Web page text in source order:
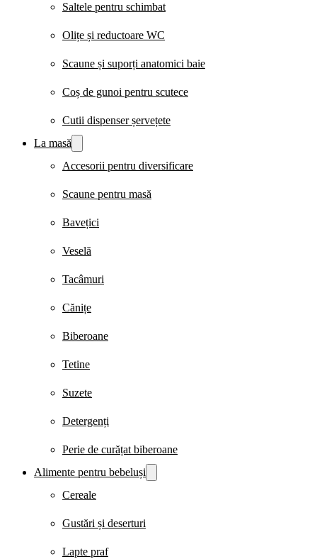
Saltele pentru schimbat
Olițe și reductoare WC
Scaune și suporți anatomici baie
Coș de gunoi pentru scutece
Cutii dispenser șervețete
La masă
Accesorii pentru diversificare
Scaune pentru masă
Bavețici
Veselă
Tacâmuri
Cănițe
Biberoane
Tetine
Suzete
Detergenți
Perie de curățat biberoane
Alimente pentru bebeluși
Cereale
Gustări și deserturi
Lapte praf